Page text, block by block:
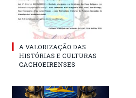
A VALORIZAÇÃO DAS
HISTÓRIAS E CULTURAS
CACHOEIRENSES